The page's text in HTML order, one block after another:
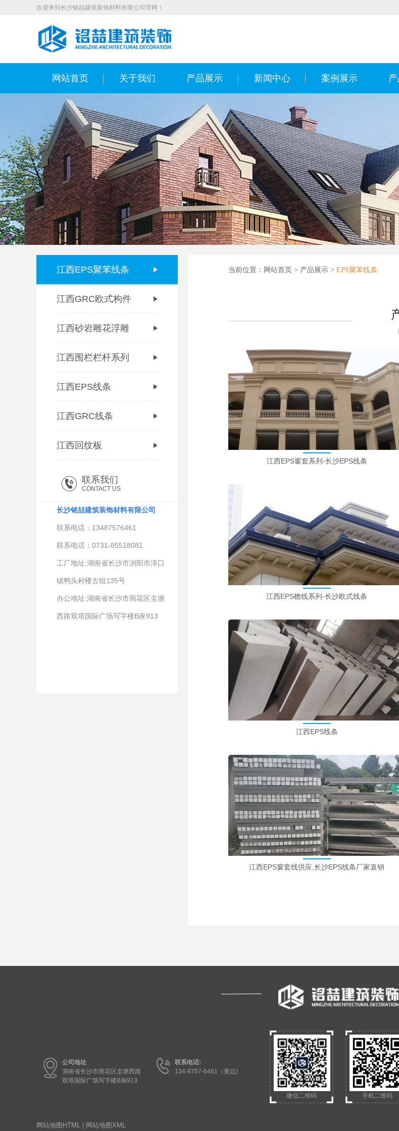
欢迎来到长沙铭喆建筑装饰材料有限公司官网！
网站首页 关于我们 产品展示 新闻中心 案例展示
江西EPS聚苯线条
江西GRC欧式构件
江西砂岩雕花浮雕
江西围栏栏杆系列
江西EPS线条
江西GRC线条
江西回纹板
联系我们
CONTACT US
长沙铭喆建筑装饰材料有限公司
联系电话：13487576461
联系电话：0731-85518081
工厂地址:湖南省长沙市浏阳市淳口
镇鸭头村楼古组135号
办公地址:湖南省长沙市雨花区圭塘
西路双塔国际广场写字楼B座913
当前位置： 网站首页 > 产品展示 > EPS聚苯线条
江西EPS窗套系列-长沙EPS线条
江西EPS檐线系列-长沙欧式线条
江西EPS线条
江西EPS窗套线供应,长沙EPS线条厂家直销
公司地址
湖南省长沙市雨花区圭塘西路
双塔国际广场写字楼B座913
联系电话:
134-8757-6461（黄总)
微信二维码 手机二维码
网站地图HTML 网站地图XML